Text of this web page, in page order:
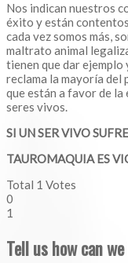
Nos indican nuestros
éxito y están
cada vez somos más,
maltrato animal
tienen que dar ejemplo
reclama la mayoría del
que están a favor de
seres vivos.
SI UN SER VIVO
TAUROMAQUIA ES
Total 1 Votes
0
1
Tell us how can